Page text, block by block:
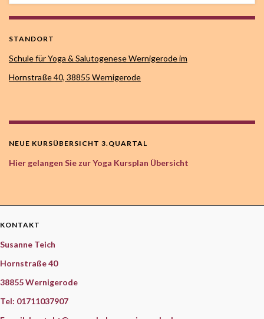
STANDORT
Schule für Yoga & Salutogenese Wernigerode im
Hornstraße 40, 38855 Wernigerode
NEUE KURSÜBERSICHT 3.QUARTAL
Hier gelangen Sie zur Yoga Kursplan Übersicht
KONTAKT
Susanne Teich
Hornstraße 40
38855 Wernigerode
Tel: 01711037907